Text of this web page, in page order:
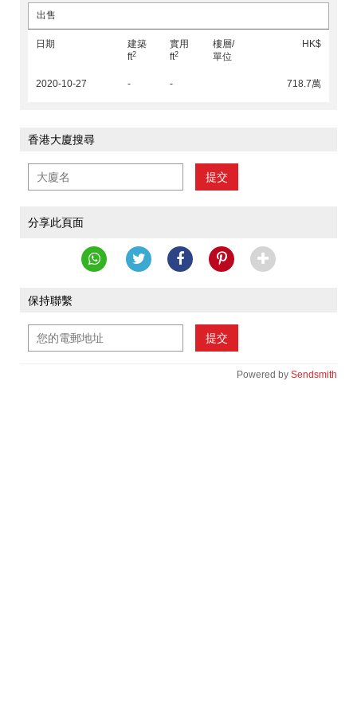
出售
日期
建築
ft2
實用
ft2
樓層/
單位
HK$
2020-10-27 - - 718.7萬
香港大廈搜尋
提交
分享此頁面
保持聯繫
提交
Powered by Sendsmith